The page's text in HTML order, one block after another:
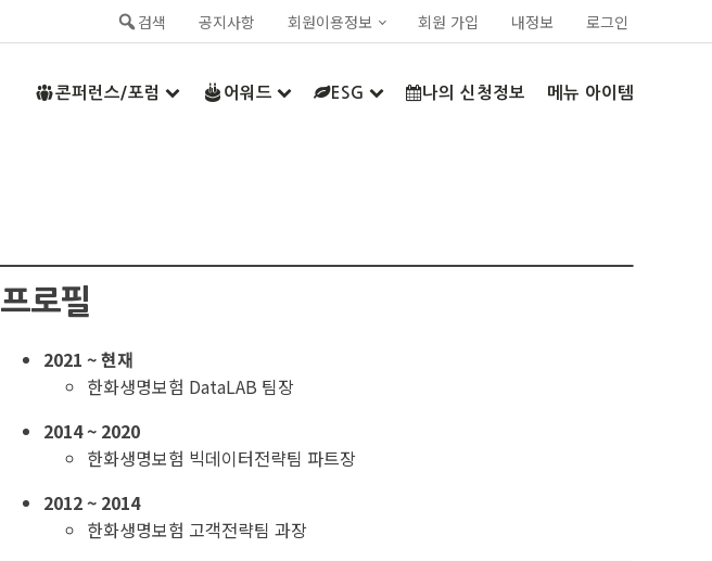
검색 공지사항 회원이용정보 회원 가입 내정보 로그인
콘퍼런스/포럼 어워드 ESG 나의 신청정보 메뉴 아이템
프로필
2021 ~ 현재
한화생명보험 DataLAB 팀장
2014 ~ 2020
한화생명보험 빅데이터전략팀 파트장
2012 ~ 2014
한화생명보험 고객전략팀 과장